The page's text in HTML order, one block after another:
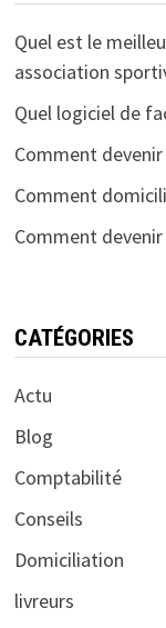
Quel est le
association
Quel logiciel de
Comment
Comment
Comment
CATÉGORIES
Actu
Blog
Comptabilité
Conseils
Domiciliation
livreurs